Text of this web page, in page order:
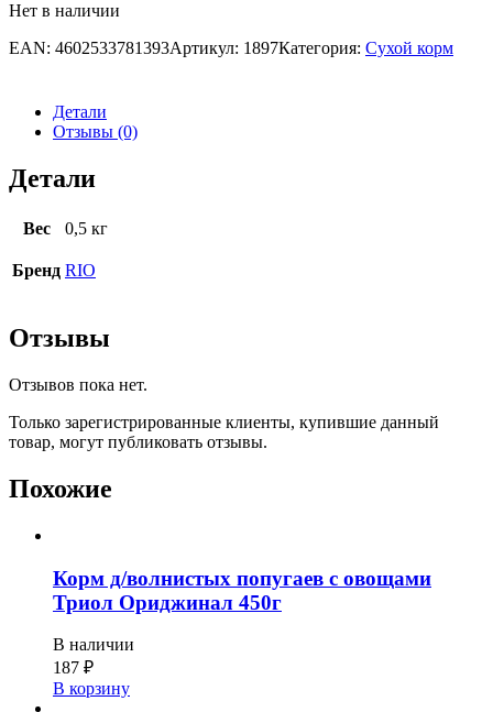
Нет в наличии
EAN: 4602533781393Артикул: 1897Категория: Сухой корм
Детали
Отзывы (0)
Детали
Вес 0,5 кг
Бренд RIO
Отзывы
Отзывов пока нет.
Только зарегистрированные клиенты, купившие данный
товар, могут публиковать отзывы.
Похожие
Корм д/волнистых попугаев с овощами
Триол Ориджинал 450г
В наличии
187 ₽
В корзину